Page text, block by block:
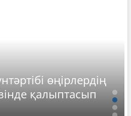
өңірлердің
қалыптасып